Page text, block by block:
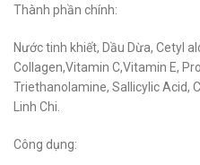
Thành phần chính:
Nước tinh khiết, Dầu Dừa, Cetyl
Collagen,Vitamin C,Vitamin E,
Triethanolamine, Sallicylic Acid,
Linh Chi.
Công dụng: